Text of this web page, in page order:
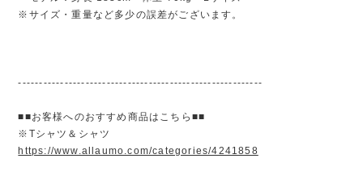
※サイズ・重量など多少の誤差がございます。
----------------------------------------------------------
■■お客様へのおすすめ商品はこちら■■
※Tシャツ＆シャツ
https://www.allaumo.com/categories/4241858